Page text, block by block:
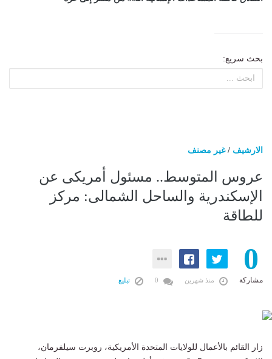
بحث سريع:
الارشيف /غير مصنف
عروس المتوسط.. مسئول أمريكى عن
الإسكندرية والساحل الشمالى: مركز
للطاقة
0
مشاركة منذ شهرين تبليغ
زار القائم بالأعمال للولايات المتحدة الأمريكية، روبرت سيلفرمان،